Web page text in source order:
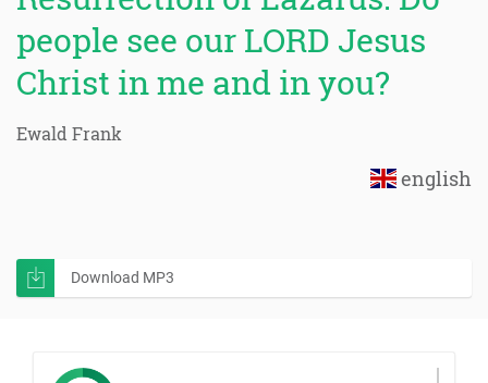
people see our LORD Jesus
Christ in me and in you?
Ewald Frank
english
Download MP3